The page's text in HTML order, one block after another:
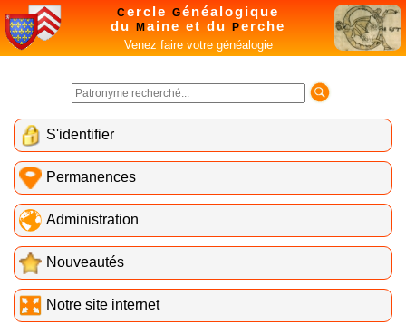
Cercle Généalogique
du
M aine et du Perche
Venez faire votre généalogie
S'identifier
Permanences
Administration
Nouveautés
Notre site internet